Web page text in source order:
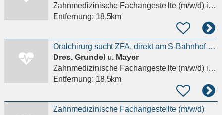
Zahnmedizinische Fachangestellte (m/w/d)in Hamburg
Entfernung: 18,5km
Oralchirurg sucht ZFA, direkt am S-Bahnhof Neugraben
Dres. Grundel u. Mayer
Zahnmedizinische Fachangestellte (m/w/d)in Hamburg
Entfernung: 18,5km
Zahnmedizinische Fachangestellte (m/w/d)